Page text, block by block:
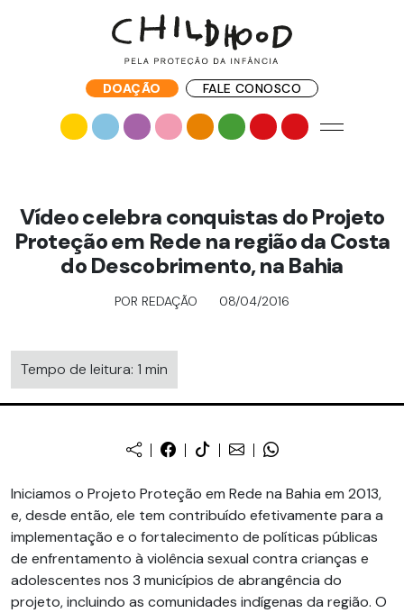
DOAÇÃO FALE CONOSCO
Vídeo celebra conquistas do Projeto
Proteção em Rede na região da Costa
do Descobrimento, na Bahia
POR REDAÇÃO 08/04/2016
Tempo de leitura: 1 min
Iniciamos o Projeto Proteção em Rede na Bahia em 2013,
e, desde então, ele tem contribuído efetivamente para a
implementação e o fortalecimento de políticas públicas
de enfrentamento à violência sexual contra crianças e
adolescentes nos 3 municípios de abrangência do
projeto, incluindo as comunidades indígenas da região. O